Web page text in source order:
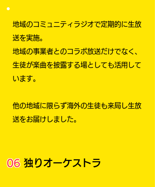
地域のコミュニティラジオで定期的に生放
送を実施。
地域の事業者とのコラボ放送だけでなく、
生徒が楽曲を披露する場としても活用して
います。
他の地域に限らず海外の生徒も来局し生放
送をお届けしました。
06 独りオーケストラ